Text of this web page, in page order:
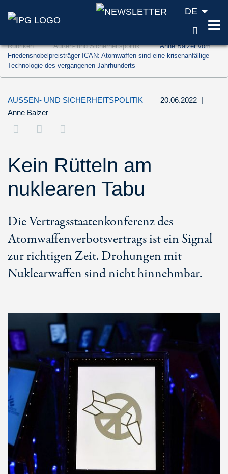
Zum Inhalt springen (Accesskey '1')
Zur Suche springen (Accesskey '2')
Zur Navigation springen (Accesskey '3')
DE
Rubriken Außen- und Sicherheitspolitik
Anne Balzer vom
Friedensnobelpreisträger ICAN: Atomwaffen sind eine krisenanfällige
Technologie des vergangenen Jahrhunderts
AUSSEN- UND SICHERHEITSPOLITIK 20.06.2022 |
Anne Balzer
Kein Rütteln am
nuklearen Tabu
Die Vertragsstaatenkonferenz des
Atomwaffenverbotsvertrags ist ein Signal
zur richtigen Zeit. Drohungen mit
Nuklearwaffen sind nicht hinnehmbar.